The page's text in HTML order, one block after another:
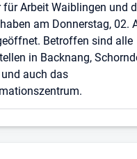
für Arbeit Waiblingen und
am Donnerstag, 02.
Betroffen sind alle
in Backnang,
auch das